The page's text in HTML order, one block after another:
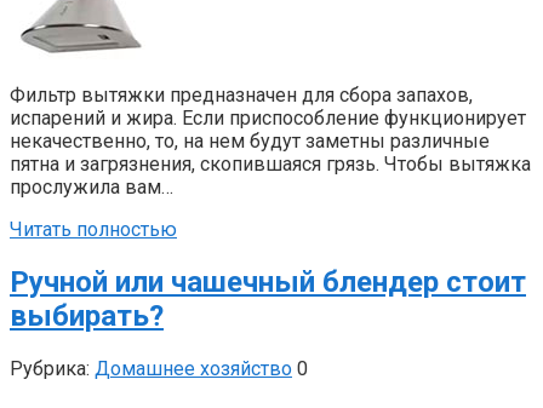
Фильтр вытяжки предназначен для сбора запахов,
испарений и жира. Если приспособление функционирует
некачественно, то, на нем будут заметны различные
пятна и загрязнения, скопившаяся грязь. Чтобы вытяжка
прослужила вам…
Читать полностью
Ручной или чашечный блендер стоит
выбирать?
Рубрика: Домашнее хозяйство 0